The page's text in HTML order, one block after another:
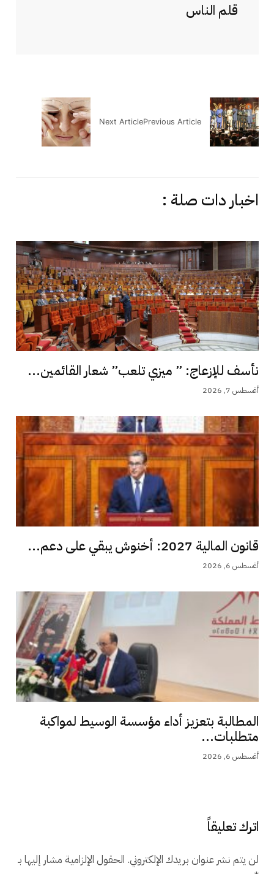
قلم الناس
Previous Article
Next Article
اخبار دات صلة :
نأسف للإزعاج: ” ميزي تلعب” شعار القائمين...
أغسطس 7, 2026
قانون المالية 2027: أخنوش يبقي على دعم...
أغسطس 6, 2026
المطالبة بتعزيز أداء مؤسسة الوسيط لمواكبة
متطلبات...
أغسطس 6, 2026
اترك تعليقاً
لن يتم نشر عنوان بريدك الإلكتروني. الحقول الإلزامية مشار إليها بـ